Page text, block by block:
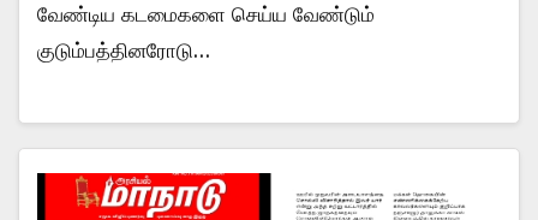
வேண்டிய கடமைகளை செய்ய வேண்டும்
குடும்பத்தினரோடு…